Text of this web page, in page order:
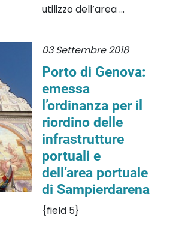
utilizzo dell’area ...
03 Settembre 2018
Porto di Genova:
emessa
l’ordinanza per il
riordino delle
infrastrutture
portuali e
dell’area portuale
di Sampierdarena
{field 5}